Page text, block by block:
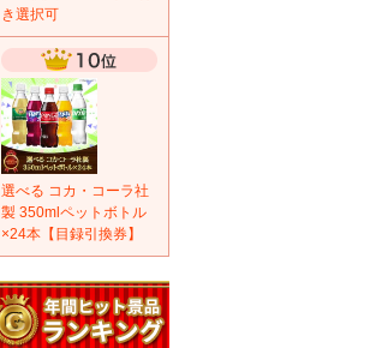
き選択可
選べる コカ・コーラ社
製 350mlペットボトル
×24本【目録引換券】